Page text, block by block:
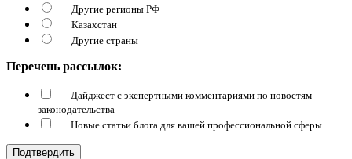
Другие регионы РФ
Казахстан
Другие страны
Перечень рассылок:
Дайджест с экспертными комментариями по новостям
законодательства
Новые статьи блога для вашей профессиональной сферы
Подтвердить